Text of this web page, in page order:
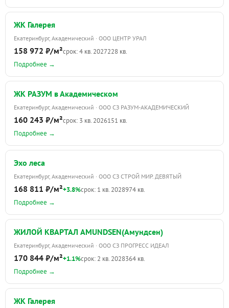
ЖК Галерея
Екатеринбург, Академический · ООО ЦЕНТР УРАЛ
158 972 ₽/м²срок: 4 кв. 2027228 кв.
Подробнее →
ЖК РАЗУМ в Академическом
Екатеринбург, Академический · ООО СЗ РАЗУМ-АКАДЕМИЧЕСКИЙ
160 243 ₽/м²срок: 3 кв. 2026151 кв.
Подробнее →
Эхо леса
Екатеринбург, Академический · ООО СЗ СТРОЙ МИР. ДЕВЯТЫЙ
168 811 ₽/м²+3.8%срок: 1 кв. 2028974 кв.
Подробнее →
ЖИЛОЙ КВАРТАЛ AMUNDSEN(Амундсен)
Екатеринбург, Академический · ООО СЗ ПРОГРЕСС ИДЕАЛ
170 844 ₽/м²+1.1%срок: 2 кв. 2028364 кв.
Подробнее →
ЖК Галерея